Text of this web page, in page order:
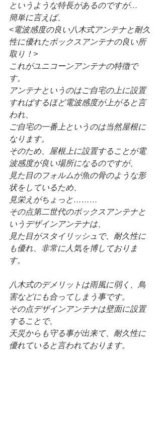
というような特長があるのですが…
簡単に言えば、
<電波感度の良い八木式アンテナと耐久
性に優れたボックスアンテナの良い所
取り！>
これがユニコーンアンテナの特徴で
す。
アンテナというのはご自宅の上に設置
すればするほど電波感度が上がると言
われ、
ご自宅の一番上というのは当然屋根に
なります。
そのため、屋根上に設置することが電
波感度が良い場所になるのですが、
見た目のフォルムが魚の骨のような形
状をしているため、
見栄えがちょっと………
その点第二世代のボックスアンテナと
いうデザインアンテナは、
見た目がスタイリッシュで、耐久性に
も優れ、非常に人気を博しておりま
す。
八木式のデメリットは雨風に弱く、鳥
害などにも合ってしまう事です。
その点デザインアンテナは壁面に設置
することで、
天災からも守る事が出来て、耐久性に
優れていると言われております。